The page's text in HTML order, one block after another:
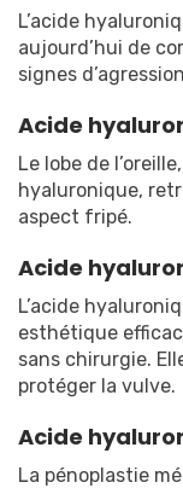
L’acide
aujourd’hui de
signes
Acide
Le lobe de
hyaluronique,
aspect fripé.
Acide
L’acide
esthétique
sans chirurgie.
protéger la vulve.
Acide
La pénoplastie